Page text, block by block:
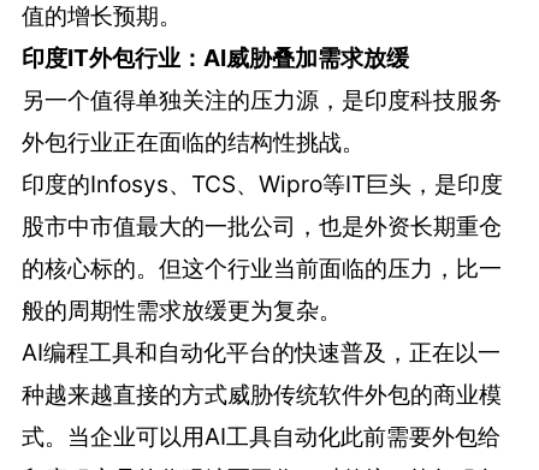
值的增长预期。
印度IT外包行业：AI威胁叠加需求放缓
另一个值得单独关注的压力源，是印度科技服务
外包行业正在面临的结构性挑战。
印度的Infosys、TCS、Wipro等IT巨头，是印度
股市中市值最大的一批公司，也是外资长期重仓
的核心标的。但这个行业当前面临的压力，比一
般的周期性需求放缓更为复杂。
AI编程工具和自动化平台的快速普及，正在以一
种越来越直接的方式威胁传统软件外包的商业模
式。当企业可以用AI工具自动化此前需要外包给